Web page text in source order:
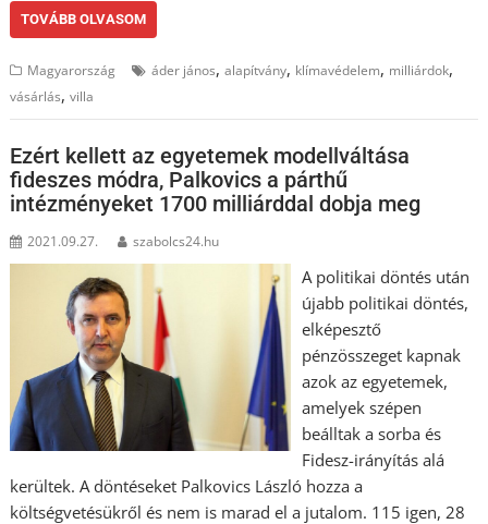
TOVÁBB OLVASOM
Magyarország áder jános,alapítvány, klímavédelem, milliárdok,
vásárlás,villa
Ezért kellett az egyetemek modellváltása
fideszes módra, Palkovics a párthű
intézményeket 1700 milliárddal dobja meg
2021.09.27. szabolcs24.hu
A politikai döntés után
újabb politikai döntés,
elképesztő
pénzösszeget kapnak
azok az egyetemek,
amelyek szépen
beálltak a sorba és
Fidesz-irányítás alá
kerültek. A döntéseket Palkovics László hozza a
költségvetésükről és nem is marad el a jutalom. 115 igen, 28